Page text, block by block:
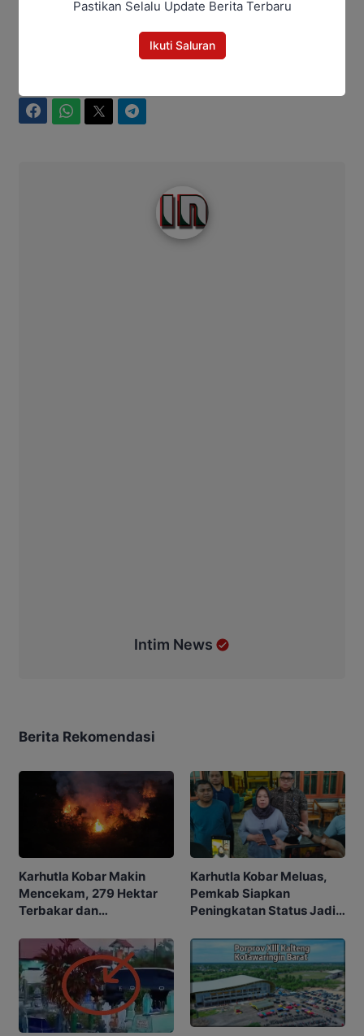
Intim News
Berita Rekomendasi
Karhutla Kobar Makin
Mencekam, 279 Hektar
Terbakar dan
Terganggu
Karhutla Kobar Meluas,
Pemkab Siapkan
Peningkatan Status Jadi
Pastikan Selalu Update Berita Terbaru
Ikuti Saluran